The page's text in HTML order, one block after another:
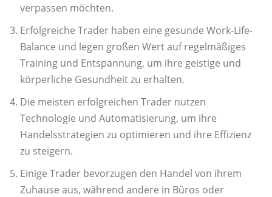
verpassen möchten.
Erfolgreiche Trader haben eine gesunde Work-Life-
Balance und legen großen Wert auf regelmäßiges
Training und Entspannung, um ihre geistige und
körperliche Gesundheit zu erhalten.
Die meisten erfolgreichen Trader nutzen
Technologie und Automatisierung, um ihre
Handelsstrategien zu optimieren und ihre Effizienz
zu steigern.
Einige Trader bevorzugen den Handel von ihrem
Zuhause aus, während andere in Büros oder